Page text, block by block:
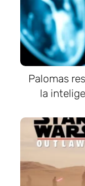
Palomas
la